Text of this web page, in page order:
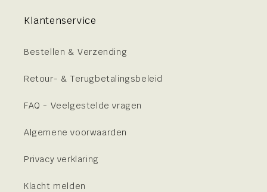
Klantenservice
Bestellen & Verzending
Retour- & Terugbetalingsbeleid
FAQ - Veelgestelde vragen
Algemene voorwaarden
Privacy verklaring
Klacht melden